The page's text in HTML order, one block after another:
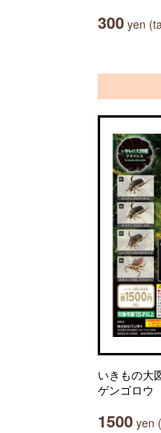
300 yen
いきもの大
ゲンゴロウ
1500 yen